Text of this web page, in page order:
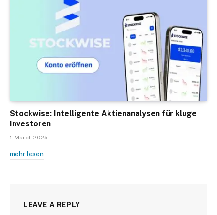
Stockwise: Intelligente Aktienanalysen für kluge
Investoren
1. March 2025
mehr lesen
LEAVE A REPLY